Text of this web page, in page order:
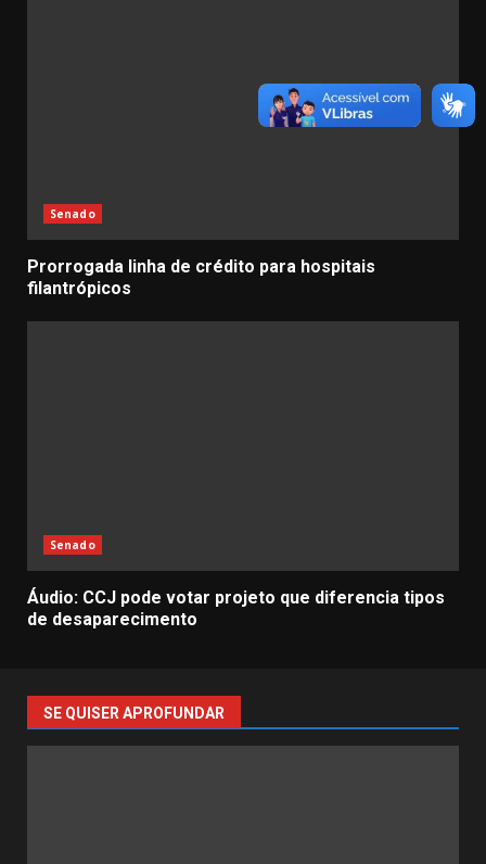
Senado
Prorrogada linha de crédito para hospitais
filantrópicos
Senado
Áudio: CCJ pode votar projeto que diferencia tipos
de desaparecimento
SE QUISER APROFUNDAR